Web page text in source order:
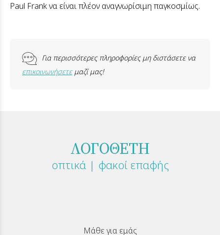
Paul Frank να είναι πλέον αναγνωρίσιμη παγκοσμίως.
Για περισσότερες πληροφορίες μη διστάσετε να
επικοινωνήσετεμαζί μας!
ΛΟΓΟΘΕΤΗ
οπτικά | φακοί επαφής
Μάθε για εμάς